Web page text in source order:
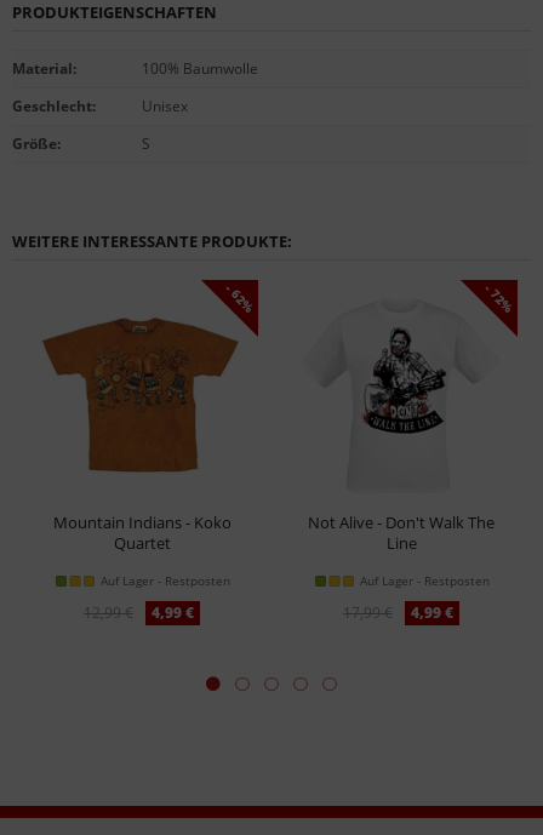
PRODUKTEIGENSCHAFTEN
Material:
100% Baumwolle
Geschlecht:
Unisex
Größe: S
WEITERE INTERESSANTE PRODUKTE:
Mountain Indians - Koko
Quartet
Auf Lager - Restposten
12,99 € 4,99 €
- 62%
Not Alive - Don't Walk The
Line
Auf Lager - Restposten
17,99 € 4,99 €
- 72%